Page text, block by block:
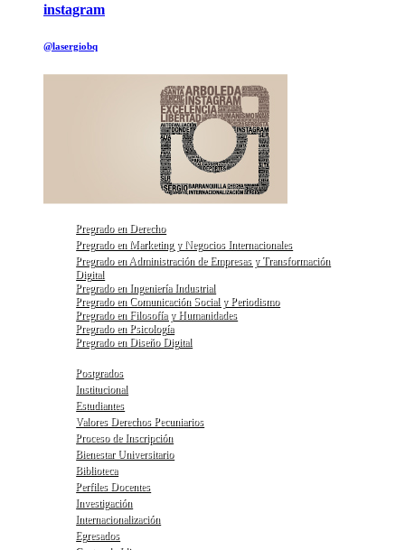
instagram
@lasergiobq
Pregrado en Derecho
Pregrado en Marketing y Negocios Internacionales
Pregrado en Administración de Empresas y Transformación
Digital
Pregrado en Ingeniería Industrial
Pregrado en Comunicación Social y Periodismo
Pregrado en Filosofía y Humanidades
Pregrado en Psicología
Pregrado en Diseño Digital
Postgrados
Institucional
Estudiantes
Valores Derechos Pecuniarios
Proceso de Inscripción
Bienestar Universitario
Biblioteca
Perfiles Docentes
Investigación
Internacionalización
Egresados